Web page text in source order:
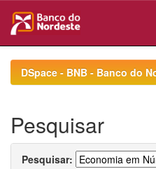
navigationDSpace - BNB - Banco do
Pesquisar
Pesquisar: